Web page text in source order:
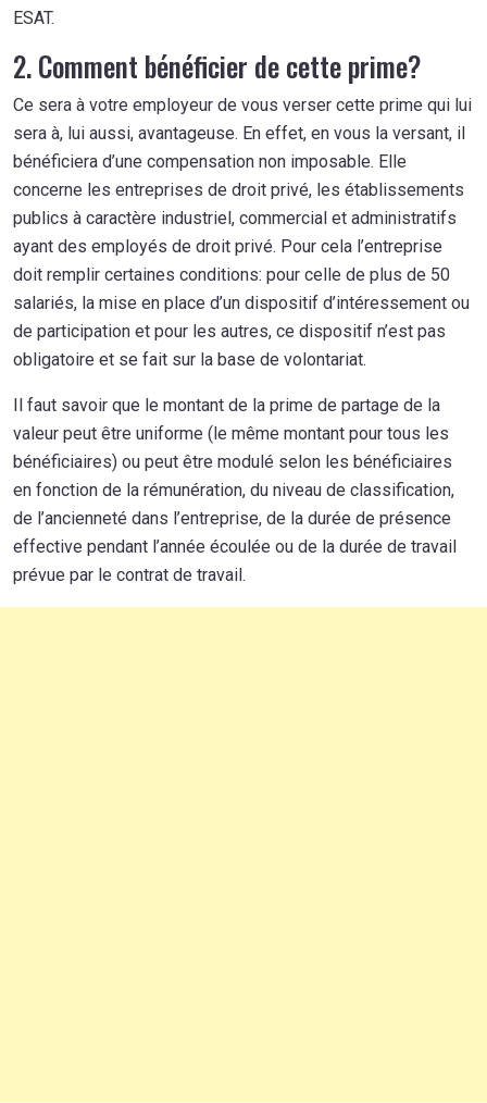
ESAT.
2. Comment bénéficier de cette prime?
Ce sera à votre employeur de vous verser cette prime qui lui
sera à, lui aussi, avantageuse. En effet, en vous la versant, il
bénéficiera d’une compensation non imposable. Elle
concerne les entreprises de droit privé, les établissements
publics à caractère industriel, commercial et administratifs
ayant des employés de droit privé. Pour cela l’entreprise
doit remplir certaines conditions: pour celle de plus de 50
salariés, la mise en place d’un dispositif d’intéressement ou
de participation et pour les autres, ce dispositif n’est pas
obligatoire et se fait sur la base de volontariat.
Il faut savoir que le montant de la prime de partage de la
valeur peut être uniforme (le même montant pour tous les
bénéficiaires) ou peut être modulé selon les bénéficiaires
en fonction de la rémunération, du niveau de classification,
de l’ancienneté dans l’entreprise, de la durée de présence
effective pendant l’année écoulée ou de la durée de travail
prévue par le contrat de travail.